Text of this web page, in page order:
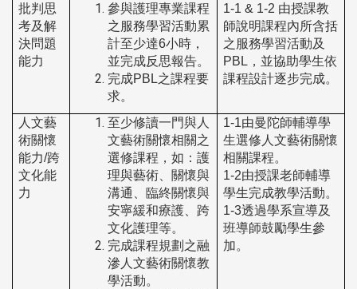
批判思
考及解
決問題
能力
參與護理專業課程
之服務學習活動累
計至少達6小時，
並完成反思報告。
完成PBL之課程要
求。
1-1 & 1-2 由授課教
師說明課程內所含括
之服務學習活動及
PBL ，並協助學生依
課程設計逐步完成。
人文藝
術關懷
能力/跨
文化能
力
至少修讀一門與人
文藝術關懷相關之
選修課程，如：護
理與藝術、關懷與
溝通、臨終關懷與
安寧緩和療護、跨
文化護理等。
完成課程規劃之融
滲人文藝術關懷教
學活動。
1-1由曼陀師輔導學
生選修人文藝術關懷
相關課程。
1-2由授課老師輔導
學生完成教學活動。
1-3透過學系宣導及
班導師鼓勵學生參
加。